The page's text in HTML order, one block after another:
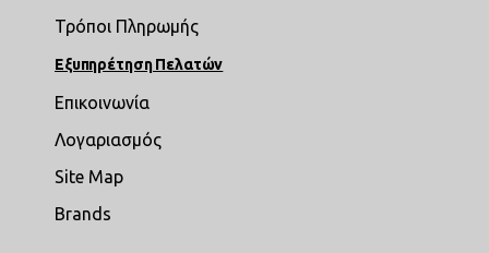
Τρόποι Πληρωμής
Εξυπηρέτηση Πελατών
Επικοινωνία
Λογαριασμός
Site Map
Brands